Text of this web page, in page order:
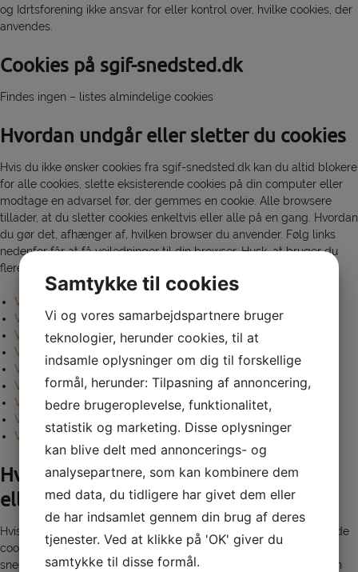
og Idrtsforening ikke ansvar for eller kontrol over, hvilke cookies, der
anvendes.
Cookies på sgif-snedsted.dk
Findes ingen – listes almindelige cookies
Hvordan undgår eller sletter du cookies
Hvis du ikke ønsker cookies fra sgif-snedsted.dk kan du altid blokere
for alle cookies, slette eksisterende cookies på din computer eller
modtage en advarsel før, der gemmes en cookie. Alle browsere
tillader, at du sletter cookies enkeltvis eller alle på en gang. Hvordan
du gør det, afhænger af, hvilken browser du anvender. Følg links
nedenfor får at få vejledninger til din browser. Husk, at bruger du
flere browsere, skal du slette cookies i dem alle.
Vejledning i at slette cookies på Microsoft Internet Explorer
Vejledning i at slette cookies på Microsoft Edge
Vejledning i at slette cookies på Safari browser
Vejledning i at slette cookies på Google Chrome browser
Vejledning i at slette cookies på Mozilla Firefox browser
Vejledning i at slette cookies fra Android telefoner
Vejledning i at slette cookies på Opera browser
Vejledning i at slette cookies på iPad, iPhone, iPod touch
Vejledning i at slette cookies fra Windows Phone
Hvad sker der hvis du ikke accepterer
eller sletter cookies
Hvis du vælger at blokere for alle cookies eller sletter eksisterende
cookies på din computer, kan du stadig læse tekst på sgif-
snedsted.dk. Dog kan der være funktioner og services du ikke kan
Samtykke til cookies
Vi og vores samarbejdspartnere bruger
teknologier, herunder cookies, til at
indsamle oplysninger om dig til forskellige
formål, herunder: Tilpasning af annoncering,
bedre brugeroplevelse, funktionalitet,
statistik og marketing. Disse oplysninger
kan blive delt med annoncerings- og
analysepartnere, som kan kombinere dem
med data, du tidligere har givet dem eller
de har indsamlet gennem din brug af deres
tjenester. Ved at klikke på 'OK' giver du
samtykke til disse formål.